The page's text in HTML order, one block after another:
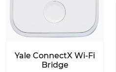
Yale ConnectX Wi-Fi
Bridge